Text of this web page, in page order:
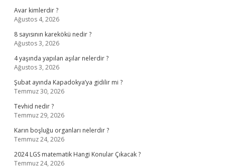
Avar kimlerdir ?
Ağustos 4, 2026
8 sayısının karekökü nedir ?
Ağustos 3, 2026
4 yaşında yapılan aşılar nelerdir ?
Ağustos 3, 2026
Şubat ayında Kapadokya’ya gidilir mi ?
Temmuz 30, 2026
Tevhid nedir ?
Temmuz 29, 2026
Karın boşluğu organları nelerdir ?
Temmuz 24, 2026
2024 LGS matematik Hangi Konular Çıkacak ?
Temmuz 24, 2026